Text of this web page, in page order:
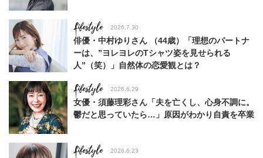
Lifestyle 2026.7.30
俳優・中村ゆりさん （44歳）「理想のパートナ
ーは、”ヨレヨレのTシャツ姿を見せられる
人”（笑）」自然体の恋愛観とは？
Lifestyle 2026.6.29
女優・須藤理彩さん「夫を亡くし、心身不調に。
鬱だと思っていたら…」原因がわかり自責を卒業
Lifestyle 2026.6.23